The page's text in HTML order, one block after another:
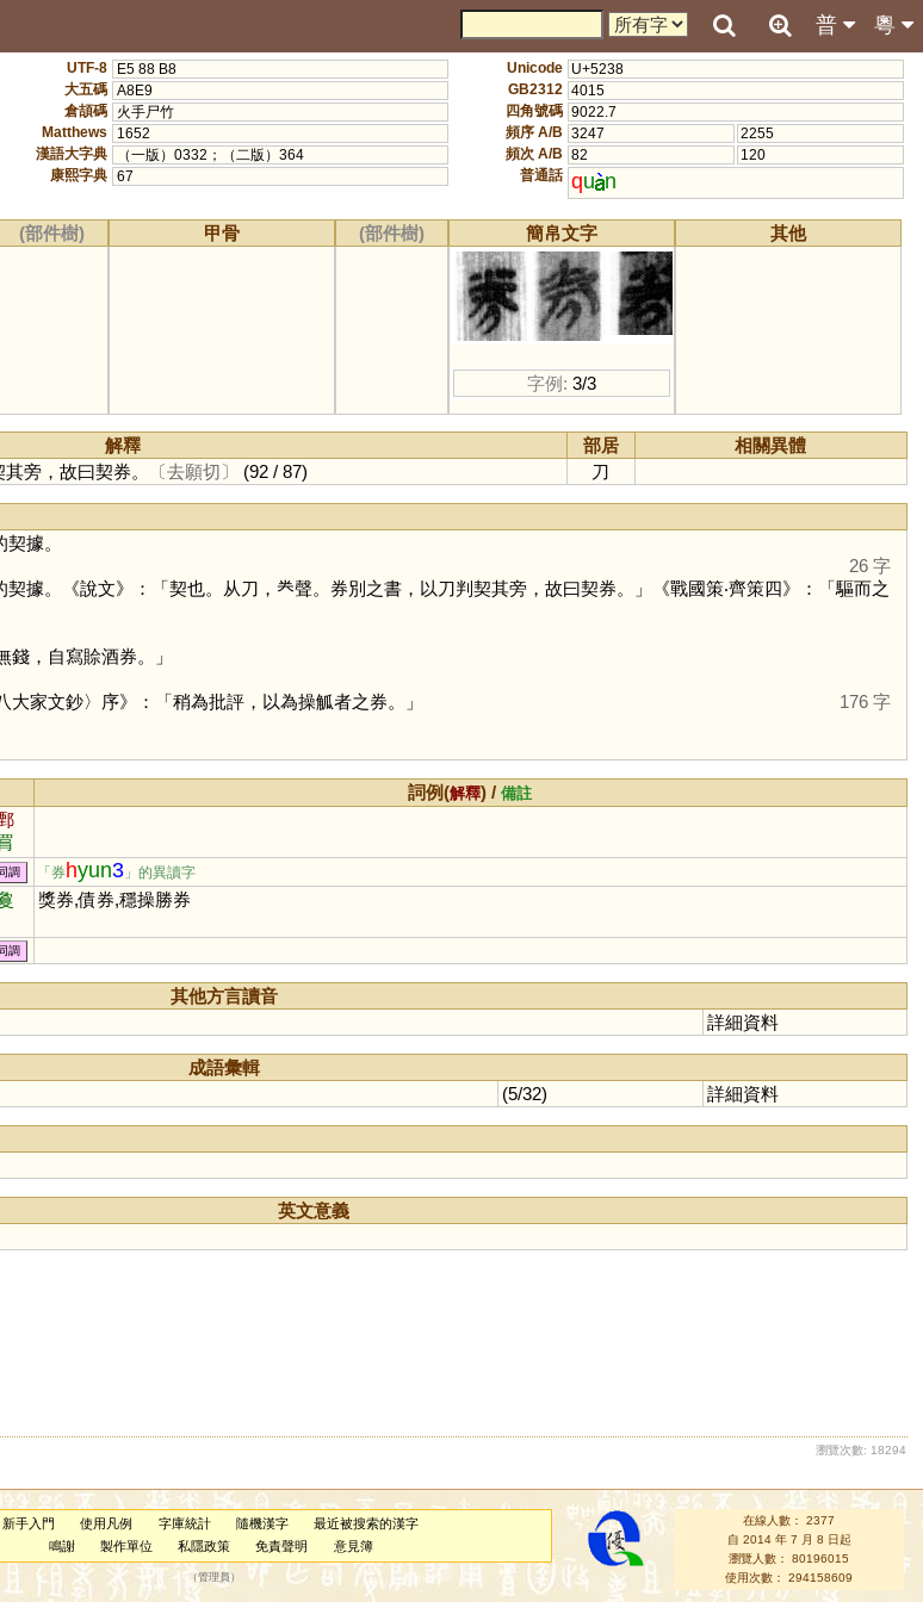
粵
普
UTF-8
E5 88 B8
大五碼 A8E9
倉頡碼
火手尸竹
Matthews
1652
漢語大字典
（一版）0332；（二版）364
康熙字典 67
Unicode U+5238
GB2312 4015
四角號碼 9022.7
頻序 A/B 3247
2255
頻次 A/B 82
120
普通話 qu n
(部件樹) 甲骨 (部件樹) 簡帛文字
字例: 3/3
其他
解釋 部居
相關異體
旁，故曰契券。 〔去願切〕 (92 / 87) 刀
據。
26 字
契據。《說文》：「契也。从刀，龹聲。券別之書，以刀判契其旁，故曰契券。」《戰國策‧齊策四》：「驅而之
，自寫賒酒券。」
家文鈔〉序》：「稍為批評，以為操觚者之券。」 176 字
詞例(解釋) /備註
調 「券hyun3 」的異讀字
獎券,債券,穩操勝券
調
其他方言讀音
詳細資料
成語彙輯
(5/32) 詳細資料
英文意義
瀏覽次數: 18294
新手入門 使用凡例 字庫統計 隨機漢字
最近被搜索的漢字
鳴謝
製作單位 私隱政策 免責聲明 意見簿
（管理員 ）
在線人數： 2377
自 2014 年 7 月 8 日起
瀏覽人數： 80196015
使用次數： 294158609